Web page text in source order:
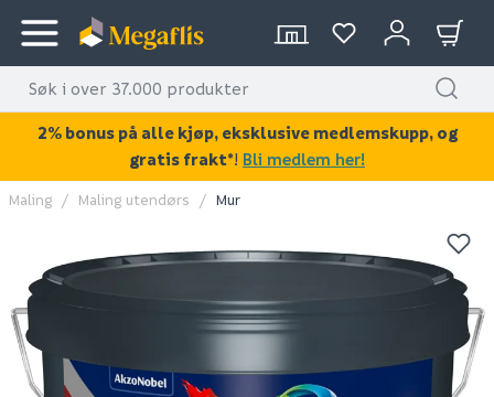
KAN DISSE VÆRE AV INTERESSE?
Maling Maling utendørs Mur
2% bonus på alle kjøp, eksklusive medlemskupp, og
gratis frakt*! Bli medlem her!